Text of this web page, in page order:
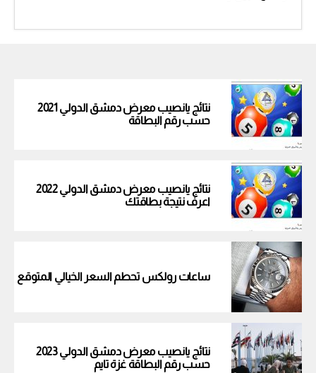
نتائج يانصيب معرض دمشق الدولي 2021
حسب رقم البطاقة
نتائج يانصيب معرض دمشق الدولي 2022
اعرف نتيجة بطاقتك
ساعات رولكس تحطم السعر الخيالي المتوقع
نتائج يانصيب معرض دمشق الدولي 2023
حسب رقم البطاقة غزة تايم